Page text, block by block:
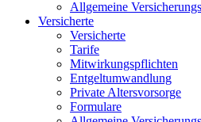
Allgemeine
Versicherte
Versicherte
Tarife
Mitwirkungspflichten
Entgeltumwandlung
Private Altersvorsorge
Formulare